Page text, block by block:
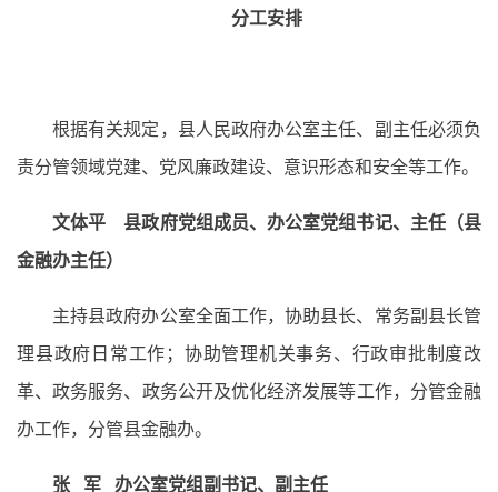
分工安排
根据有关规定，县人民政府办公室主任、副主任必须负
责分管领域党建、党风廉政建设、意识形态和安全等工作。
文体平 县政府党组成员、办公室党组书记、主任（县
金融办主任）
主持县政府办公室全面工作，协助县长、常务副县长管
理县政府日常工作；协助管理机关事务、行政审批制度改
革、政务服务、政务公开及优化经济发展等工作，分管金融
办工作，分管县金融办。
张 军 办公室党组副书记、副主任